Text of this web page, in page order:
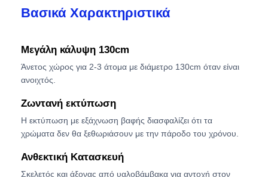
Ανθεκτικές στις υπεριώδεις ακτίνες ομπρέλες
Παιδικές ομπρέλες
ομπρέλες παραλιών
Βασικά Χαρακτηριστικά
Μεγάλη κάλυψη 130cm
Άνετος χώρος για 2-3 άτομα με διάμετρο 130cm όταν είναι
ανοιχτός.
Ζωντανή εκτύπωση
Η εκτύπωση με εξάχνωση βαφής διασφαλίζει ότι τα
χρώματα δεν θα ξεθωριάσουν με την πάροδο του χρόνου.
Ανθεκτική Κατασκευή
Σκελετός και άξονας από υαλοβάμβακα για αντοχή στον